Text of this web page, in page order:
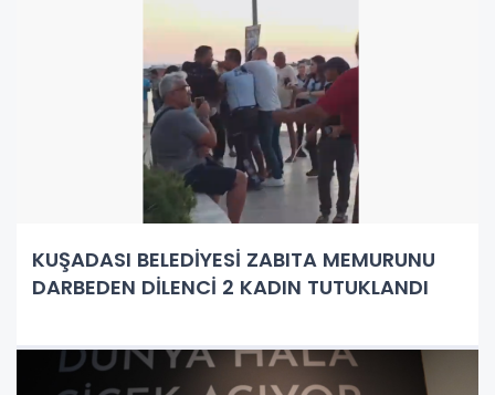
KUŞADASI BELEDİYESİ ZABITA MEMURUNU
DARBEDEN DİLENCİ 2 KADIN TUTUKLANDI